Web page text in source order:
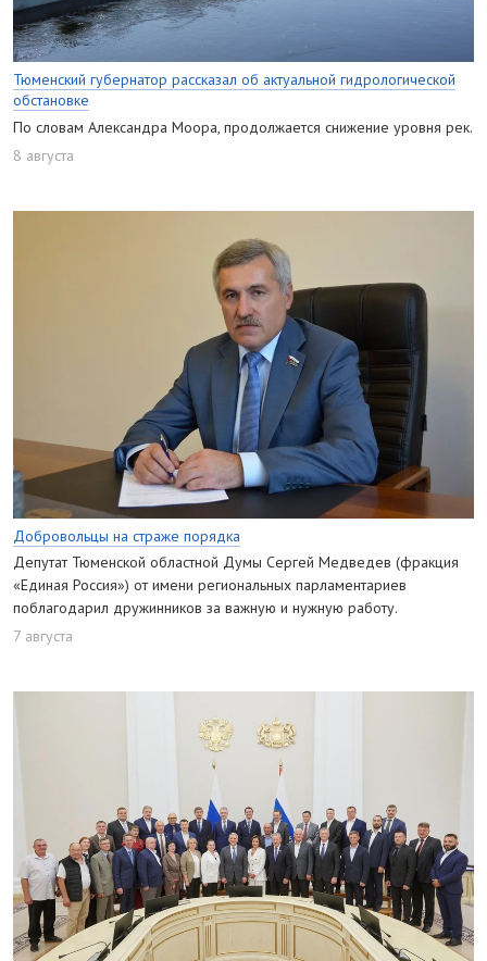
Тюменский губернатор рассказал об актуальной гидрологической
обстановке
По словам Александра Моора, продолжается снижение уровня рек.
8 августа
Добровольцы на страже порядка
Депутат Тюменской областной Думы Сергей Медведев (фракция
«Единая Россия») от имени региональных парламентариев
поблагодарил дружинников за важную и нужную работу.
7 августа